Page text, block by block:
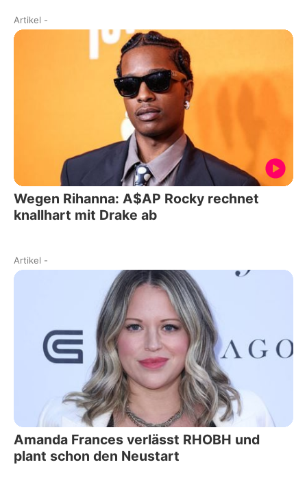
Artikel -
Wegen Rihanna: A$AP Rocky rechnet
knallhart mit Drake ab
Artikel -
Amanda Frances verlässt RHOBH und
plant schon den Neustart